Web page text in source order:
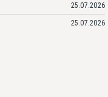
25.07.2026
25.07.2026